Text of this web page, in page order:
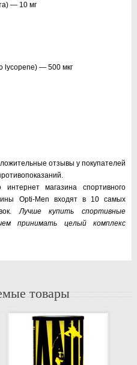
— 10 мг
lycopene) — 500 мкг
отзывы у покупателей
магазина спортивного
Opti-Men входят в 10 самых
Лучше купить спортивные
принимать целый комплекс
товары